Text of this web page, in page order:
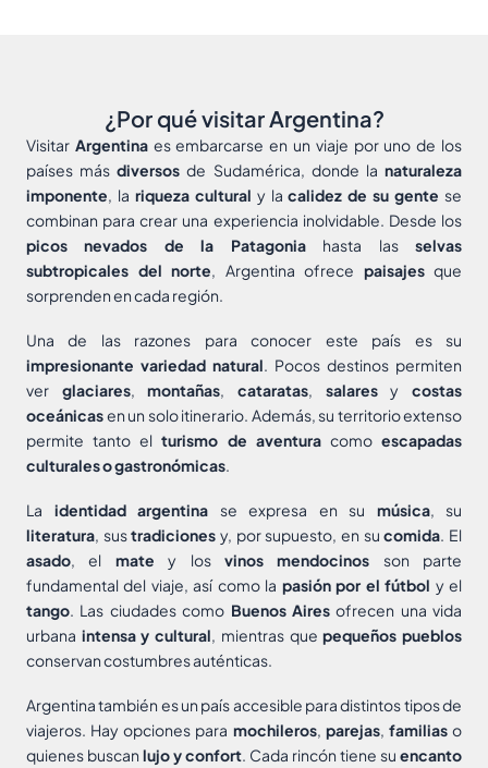
¿Por qué visitar Argentina?
Visitar Argentinaes embarcarse en un viaje por uno de los
países másdiversos de Sudamérica, donde lanaturaleza
imponente, la riqueza cultural y lacalidez de su gente se
combinan para crear una experiencia inolvidable. Desde los
picos nevados de la Patagoniahasta lasselvas
subtropicales del norte, Argentina ofrece paisajesque
sorprenden en cada región.
Una de las razones para conocer este país es su
impresionante variedad natural. Pocos destinos permiten
ver glaciares,montañas,cataratas, salaresycostas
oceánicasen un solo itinerario. Además, su territorio extenso
permite tanto elturismo de aventuracomoescapadas
culturales o gastronómicas.
La identidad argentina se expresa en su música, su
literatura, sustradiciones y, por supuesto, en sucomida. El
asado, el mate y los vinos mendocinos son parte
fundamental del viaje, así como la pasión por el fútbol y el
tango. Las ciudades como Buenos Airesofrecen una vida
urbana intensa y cultural, mientras quepequeños pueblos
conservan costumbres auténticas.
Argentina también es un país accesible para distintos tipos de
viajeros. Hay opciones para mochileros, parejas, familiaso
quienes buscan lujo y confort. Cada rincón tiene su encanto